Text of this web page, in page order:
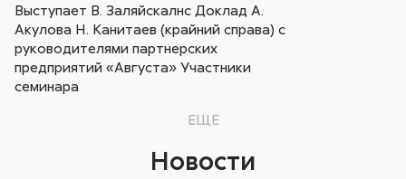
Выступает В. Заляйскалнс Доклад А.
Акулова Н. Канитаев (крайний справа) с
руководителями партнерских
предприятий «Августа» Участники
семинара
ЕЩЕ
Новости